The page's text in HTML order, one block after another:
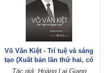
Võ Văn Kiệt - Trí tuệ và sáng
tạo (Xuất bản lần thứ hai, có
chỉnh sửa)
Tác giả: Hoàng Lại Giang